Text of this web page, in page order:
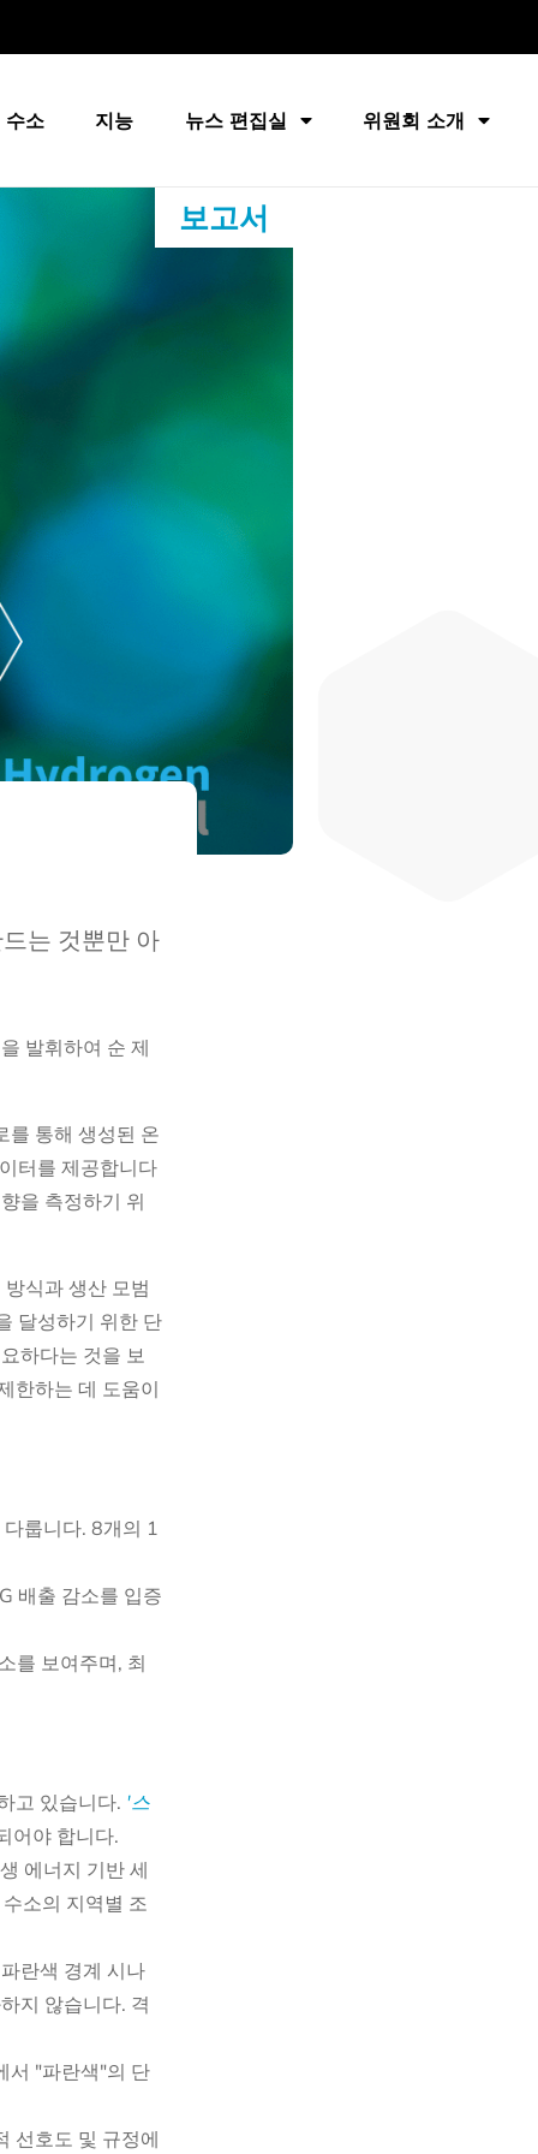
수소 지능 뉴스 편집실 위원회 소개
보고서
는 것뿐만 아
발휘하여 순 제
를 통해 생성된 온
터를 제공합니다
을 측정하기 위
식과 생산 모범
달성하기 위한 단
하다는 것을 보
한하는 데 도움이
룹니다. 8개의 1
배출 감소를 입증
를 보여주며, 최
고 있습니다. '스
어야 합니다.
에너지 기반 세
소의 지역별 조
란색 경계 시나
지 않습니다. 격
서 "파란색"의 단
선호도 및 규정에